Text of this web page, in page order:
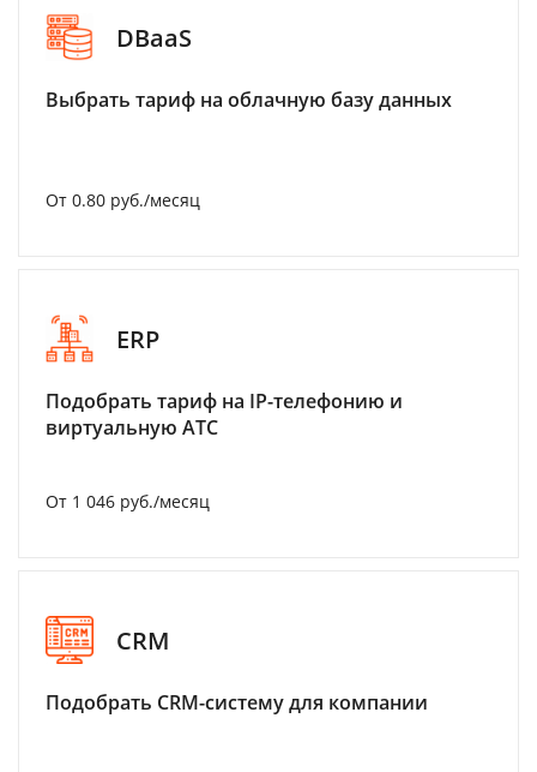
DBaaS
Выбрать тариф на облачную базу данных
От 0.80 руб./месяц
ERP
Подобрать тариф на IP-телефонию и
виртуальную АТС
От 1 046 руб./месяц
CRM
Подобрать CRM-систему для компании